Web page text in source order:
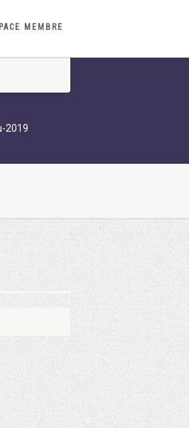
MEMBRE
2019